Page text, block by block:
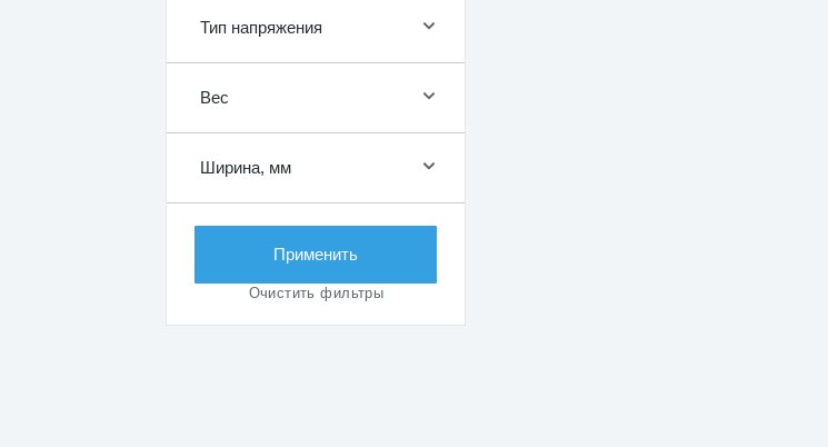
Тип напряжения
Вес
Ширина, мм
Применить
Очистить фильтры